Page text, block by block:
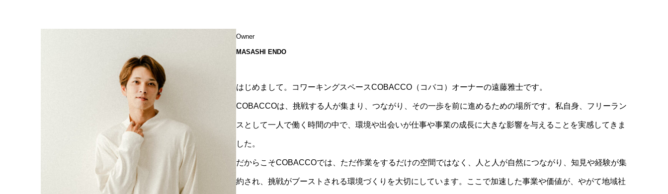
Owner
MASASHI ENDO
はじめまして。コワーキングスペースCOBACCO（コバコ）オーナーの遠藤雅士です。
COBACCOは、挑戦する人が集まり、つながり、その一歩を前に進めるための場所です。私自身、フリーラン
スとして一人で働く時間の中で、環境や出会いが仕事や事業の成長に大きな影響を与えることを実感してきま
した。
だからこそCOBACCOでは、ただ作業をするだけの空間ではなく、人と人が自然につながり、知見や経験が集
約され、挑戦がブーストされる環境づくりを大切にしています。ここで加速した事業や価値が、やがて地域社